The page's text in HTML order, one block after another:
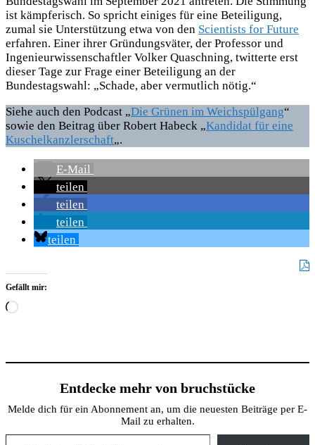
ist kämpferisch. So spricht einiges für eine Beteiligung,
zumal sie Unterstützung etwa von den Scientists for Future
erfahren. Einer ihrer Gründungsväter, der Professor und
Ingenieurwissenschaftler Volker Quaschning, twitterte erst
dieser Tage zur Frage einer Beteiligung an der
Bundestagswahl: „Schade, aber vermutlich nötig.“
Siehe auch den Podcast „Die Grünen im Weichspülgang“
sowie den Beitrag über Robert Habeck „Kandidat für eine
Kuschelkanzlerschaft„.
E-Mail
teilen
teilen
teilen
teilen
Gefällt mir:
Wird
Entdecke mehr von bruchstücke
Melde dich für ein Abonnement an, um die neuesten Beiträge per E-
Mail zu erhalten.
Gib deine E-Mail-Adresse ein ...